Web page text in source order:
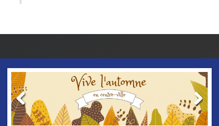
Previous Next